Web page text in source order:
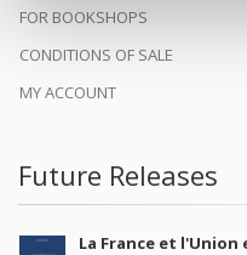
FOR BOOKSHOPS
CONDITIONS OF SALE
MY ACCOUNT
Future Releases
La France et l'Union